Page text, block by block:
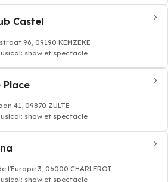
Castel
96, 09190 KEMZEKE
show et spectacle
Place
41, 09870 ZULTE
show et spectacle
l'Europe 3, 06000 CHARLEROI
show et spectacle